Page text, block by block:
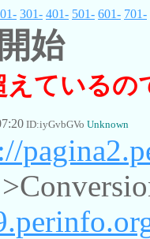
301- 401- 501- 601- 701-
始
えている
ID:iyGvbGVo Unknown